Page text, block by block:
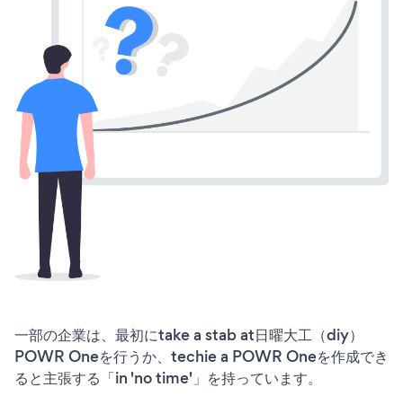
一部の企業は、最初にtake a stab at日曜大工（diy）
POWR Oneを行うか、techie a POWR Oneを作成でき
ると主張する「in 'no time'」を持っています。